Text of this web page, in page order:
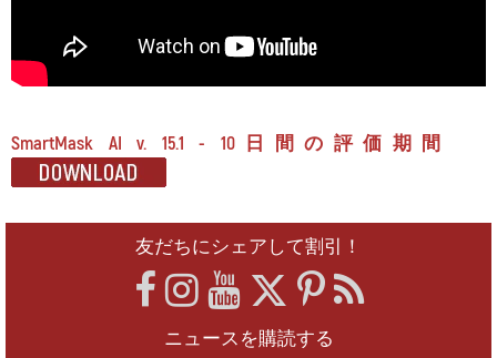
SmartMask AI v. 15.1 - 10日間の評価期間
友だちにシェアして割引！
ニュースを購読する